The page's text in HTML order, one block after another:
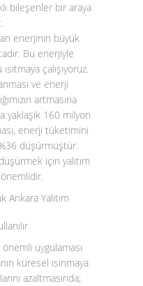
bileşenler bir araya
enerjinin büyük
Bu enerjiyle
çalışıyoruz.
ve enerji
artmasına
yaklaşık 160 milyon
enerji tüketimini
düşürmüştür.
için yalıtım
Ankara Yalıtım
uygulaması
küresel ısınmaya
azaltmasında;